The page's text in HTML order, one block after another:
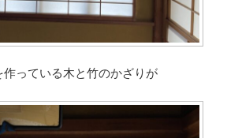
作っている木と竹のかざりが